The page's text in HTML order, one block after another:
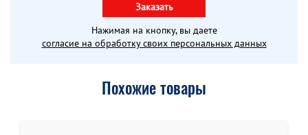
Заказать
Нажимая на кнопку, вы даете
согласие на обработку своих персональных данных
Похожие товары